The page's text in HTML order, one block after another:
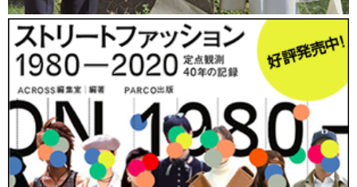
だ。 「白は気分が明るくなるのがいい！」 と話す彼のト
ップス、ボトムスは＜アンリアレイジ＞のものでした。
https://www.web-
across.com/observe/p7l756000005ekmc.html
「アッパーのPVCの部分が透けているのがかわいくて一
目惚れして買いました」
と話してくれたのは、アパレル
会社に勤務している女性。＜ロイスクレヨン＞のショー